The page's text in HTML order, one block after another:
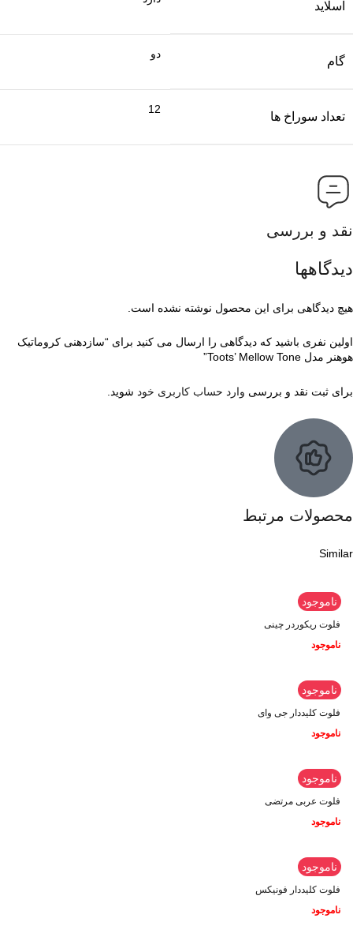
اسلاید
گام
دو
تعداد سوراخ ها
12
نقد و بررسی
دیدگاهها
هیچ دیدگاهی برای این محصول نوشته نشده است.
اولین نفری باشید که دیدگاهی را ارسال می کنید برای “سازدهنی کروماتیک
هوهنر مدل Toots’ Mellow Tone”
برای ثبت نقد و بررسی وارد حساب کاربری خود شوید.
محصولات مرتبط
Similar
ناموجود
فلوت ریکوردر چینی
ناموجود
ناموجود
فلوت کلیددار جی وای
ناموجود
ناموجود
فلوت عربی مرتضی
ناموجود
ناموجود
فلوت کلیددار فونیکس
ناموجود